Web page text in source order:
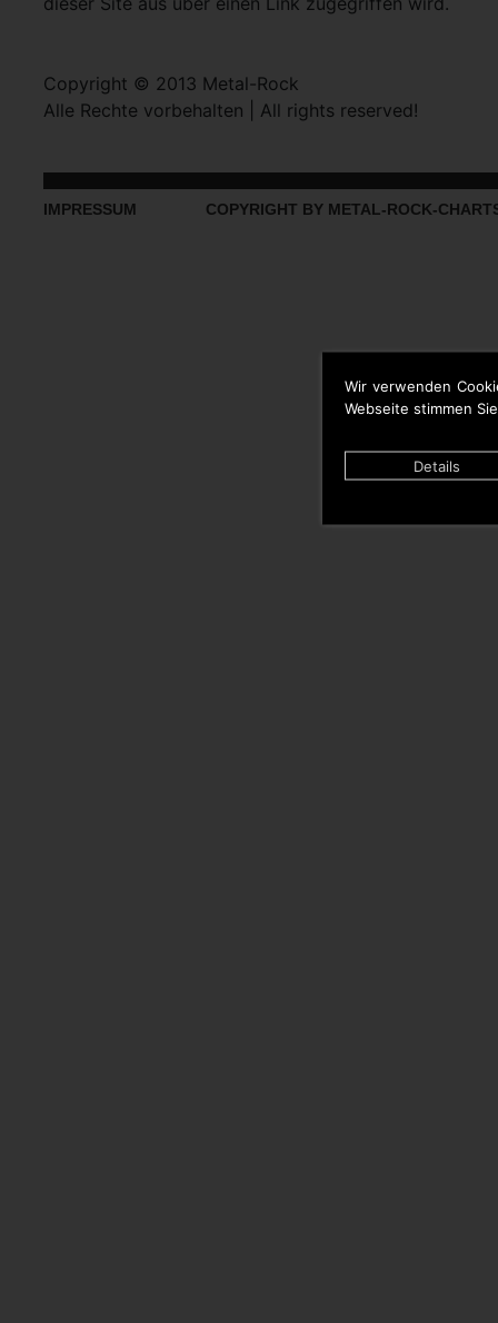
Wir verwenden
Webseite stimmen
Details
Copyright © 2013 Metal-Rock
Alle Rechte vorbehalten | All rights reserved!
IMPRESSUM COPYRIGHT BY METAL-ROCK-